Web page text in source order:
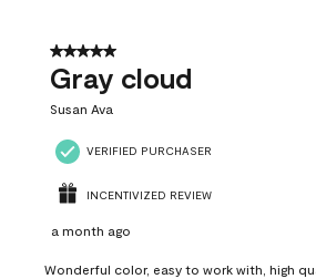
5 out of 5 stars.
Gray cloud
Susan Ava
VERIFIED PURCHASER
INCENTIVIZED REVIEW
a month ago
Wonderful color, easy to work with, high